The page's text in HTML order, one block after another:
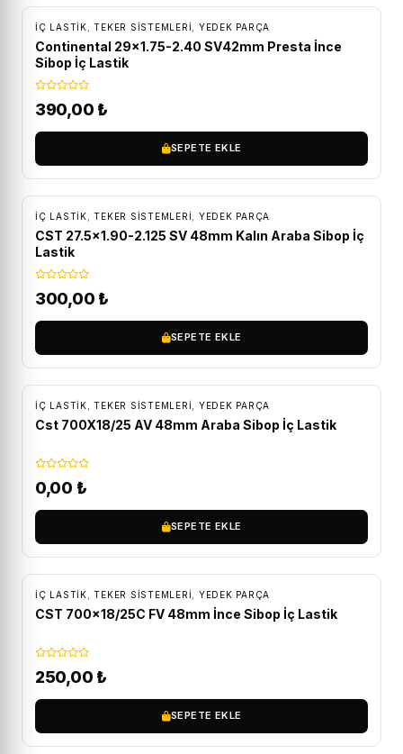
İÇ LASTIK ,TEKER SISTEMLERI YEDEK PARÇA
Continental 29×1.75-2.40 SV42mm Presta İnce
Sibop İç Lastik
390,00 ₺
SEPETE EKLE
İÇ LASTIK ,TEKER SISTEMLERI YEDEK PARÇA
CST 27.5×1.90-2.125 SV 48mm Kalın Araba Sibop İç
Lastik
300,00 ₺
SEPETE EKLE
İÇ LASTIK ,TEKER SISTEMLERI YEDEK PARÇA
Cst 700X18/25 AV 48mm Araba Sibop İç Lastik
0,00 ₺
SEPETE EKLE
İÇ LASTIK ,TEKER SISTEMLERI YEDEK PARÇA
CST 700×18/25C FV 48mm İnce Sibop İç Lastik
250,00 ₺
SEPETE EKLE